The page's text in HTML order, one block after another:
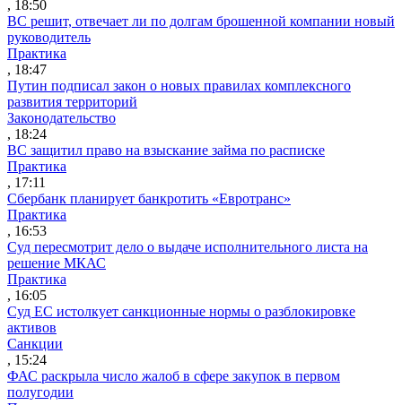
, 18:50
ВС решит, отвечает ли по долгам брошенной компании новый
руководитель
Практика
, 18:47
Путин подписал закон о новых правилах комплексного
развития территорий
Законодательство
, 18:24
ВС защитил право на взыскание займа по расписке
Практика
, 17:11
Сбербанк планирует банкротить «Евротранс»
Практика
, 16:53
Суд пересмотрит дело о выдаче исполнительного листа на
решение МКАС
Практика
, 16:05
Суд ЕС истолкует санкционные нормы о разблокировке
активов
Санкции
, 15:24
ФАС раскрыла число жалоб в сфере закупок в первом
полугодии